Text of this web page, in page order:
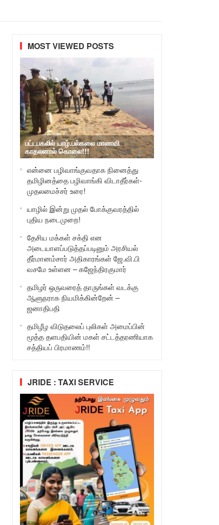
MOST VIEWED POSTS
பட்டபகலில் யாழ்.பல்கலை மாணவி
காதலனால் கொலை!!!
என்னை பழிவாங்குவதாக நினைத்து
தமிழினத்தை பழிவாங்கி விடாதீர்கள்-
முதலமைச்சர் உரை!
யாழில் இன்று முதல் போக்குவரத்தில்
புதிய நடைமுறை!
தேசிய மக்கள் சக்தி என
அடையாளப்படுத்தப்படினும் அரசியல்
தீர்மானம்சார் அதிகாரங்கள் ஜே.வி.பி
வசமே உள்ளன – கஜேந்திரகுமார்
தமிழர் ஒருவரைத் தாருங்கள் வடக்கு
ஆளுநராக நியமிக்கின்றேன் –
ஜனாதிபதி
தமிழீழ விடுதலைப் புலிகள் அமைப்பின்
மூத்த தளபதியின் மகள் சட்டத்தரணியாக
சத்தியப் பிரமாணம்!!
JRIDE : TAXI SERVICE